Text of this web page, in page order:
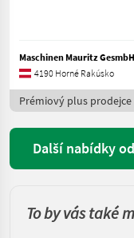
Maschinen Mauritz GesmbH
4190 Horné Rakúsko
Prémiový plus prodejce
Další nabídky
To by vás také